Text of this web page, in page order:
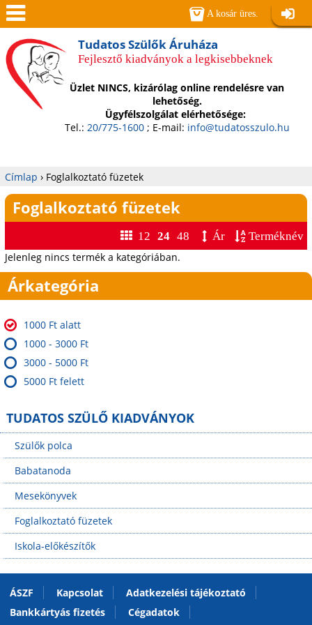
Jump to navigation
Tudatos Szülők Áruháza
Fejlesztő kiadványok a legkisebbeknek
Üzlet NINCS, kizárólag online rendelésre van
lehetőség.
Ügyfélszolgálat elérhetősége:
Tel.: 20/775-1600; E-mail: info@tudatosszulo.hu
Jelenlegi
hely
Címlap › Foglalkoztató füzetek
Foglalkoztató füzetek
12 24 48 Ár
Terméknév
Jelenleg nincs termék a kategóriában.
A kosár üres.
Men
ü
Árkategória
1000 Ft alatt
1000 - 3000 Ft
3000 - 5000 Ft
5000 Ft felett
TUDATOS SZÜLŐ KIADVÁNYOK
Szülők polca
Babatanoda
Mesekönyvek
Foglalkoztató füzetek
Iskola-előkészítők
ÁSZF Kapcsolat
Adatkezelési tájékoztató
Bankkártyás fizetés
Cégadatok